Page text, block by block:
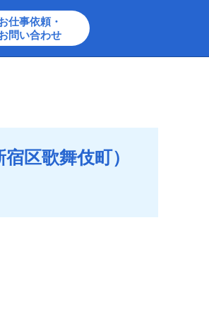
仕事依頼・
問い合わせ
区歌舞伎町）